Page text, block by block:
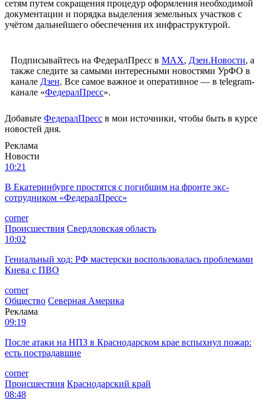
сетям путем сокращения процедур оформления необходимой
документации и порядка выделения земельных участков с
учётом дальнейшего обеспечения их инфраструктурой.
Подписывайтесь на ФедералПресс в МАХ, Дзен.Новости, а
также следите за самыми интересными новостями УрФО в
канале Дзен. Все самое важное и оперативное — в telegram-
канале «ФедералПресс».
Добавьте ФедералПресс в мои источники, чтобы быть в курсе
новостей дня.
Реклама
Новости
10:21
В Екатеринбурге простятся с погибшим на фронте экс-
сотрудником «ФедералПресс»
corner
Происшествия Свердловская область
10:02
Гениальный ход: РФ мастерски воспользовалась проблемами
Киева с ПВО
corner
Общество Северная Америка
Реклама
09:19
После атаки на НПЗ в Краснодарском крае вспыхнул пожар:
есть пострадавшие
corner
Происшествия Краснодарский край
08:48